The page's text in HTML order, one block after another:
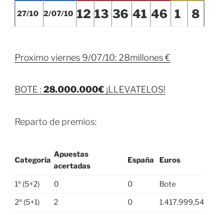
27/10 2/07/10 12 13 36 41 46 1 8
Proximo viernes 9/07/10: 28millones €
BOTE : 28.000.000€ ¡LLEVATELOS!
Reparto de premios:
Categoría
Apuestas
acertadas
España Euros
1ª (5+2) 0 0 Bote
2ª (5+1) 2 0 1.417.999,54